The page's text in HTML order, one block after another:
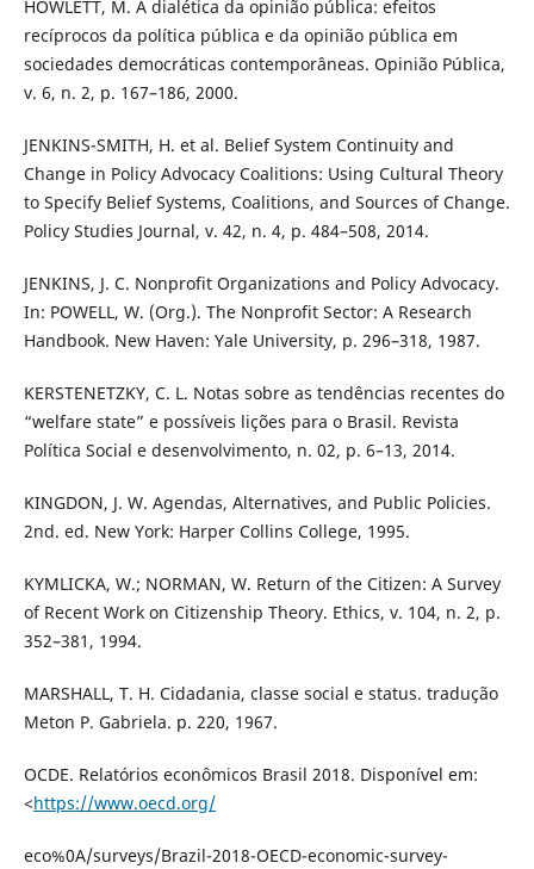
HOWLETT, M. A dialética da opinião pública: efeitos
recíprocos da política pública e da opinião pública em
sociedades democráticas contemporâneas. Opinião Pública,
v. 6, n. 2, p. 167–186, 2000.
JENKINS-SMITH, H. et al. Belief System Continuity and
Change in Policy Advocacy Coalitions: Using Cultural Theory
to Specify Belief Systems, Coalitions, and Sources of Change.
Policy Studies Journal, v. 42, n. 4, p. 484–508, 2014.
JENKINS, J. C. Nonprofit Organizations and Policy Advocacy.
In: POWELL, W. (Org.). The Nonprofit Sector: A Research
Handbook. New Haven: Yale University, p. 296–318, 1987.
KERSTENETZKY, C. L. Notas sobre as tendências recentes do
“welfare state” e possíveis lições para o Brasil. Revista
Política Social e desenvolvimento, n. 02, p. 6–13, 2014.
KINGDON, J. W. Agendas, Alternatives, and Public Policies.
2nd. ed. New York: Harper Collins College, 1995.
KYMLICKA, W.; NORMAN, W. Return of the Citizen: A Survey
of Recent Work on Citizenship Theory. Ethics, v. 104, n. 2, p.
352–381, 1994.
MARSHALL, T. H. Cidadania, classe social e status. tradução
Meton P. Gabriela. p. 220, 1967.
OCDE. Relatórios econômicos Brasil 2018. Disponível em:
<https://www.oecd.org/
eco%0A/surveys/Brazil-2018-OECD-economic-survey-